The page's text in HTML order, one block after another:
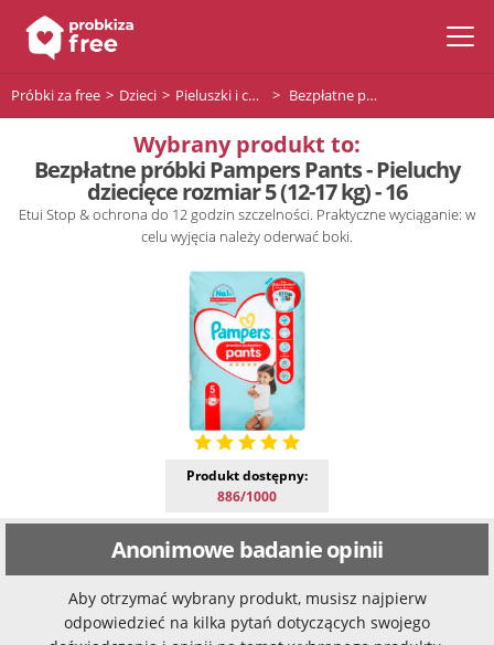
Próbki za free Dzieci Pieluszki i chusteczki dla niemowląt Bezpłatne próbki Pampers Pants - Pieluchy dziecięce rozmiar 5 (12-17 kg) - 16
Wybrany produkt to:
Bezpłatne próbki Pampers Pants - Pieluchy
dziecięce rozmiar 5 (12-17 kg) - 16
Etui Stop & ochrona do 12 godzin szczelności. Praktyczne wyciąganie: w
celu wyjęcia należy oderwać boki.
Produkt dostępny:
886/1000
Anonimowe badanie opinii
Aby otrzymać wybrany produkt, musisz najpierw
odpowiedzieć na kilka pytań dotyczących swojego